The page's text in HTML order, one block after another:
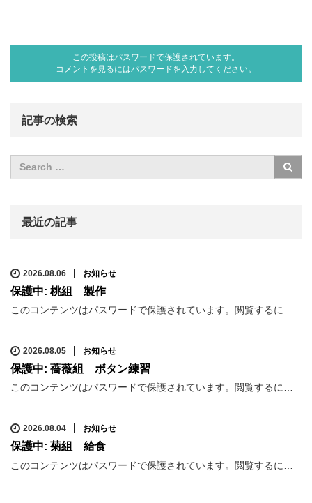
この投稿はパスワードで保護されています。
コメントを見るにはパスワードを入力してください。
記事の検索
最近の記事
2026.08.06 お知らせ
保護中: 桃組 製作
このコンテンツはパスワードで保護されています。閲覧するに…
2026.08.05 お知らせ
保護中: 薔薇組 ボタン練習
このコンテンツはパスワードで保護されています。閲覧するに…
2026.08.04 お知らせ
保護中: 菊組 給食
このコンテンツはパスワードで保護されています。閲覧するに…